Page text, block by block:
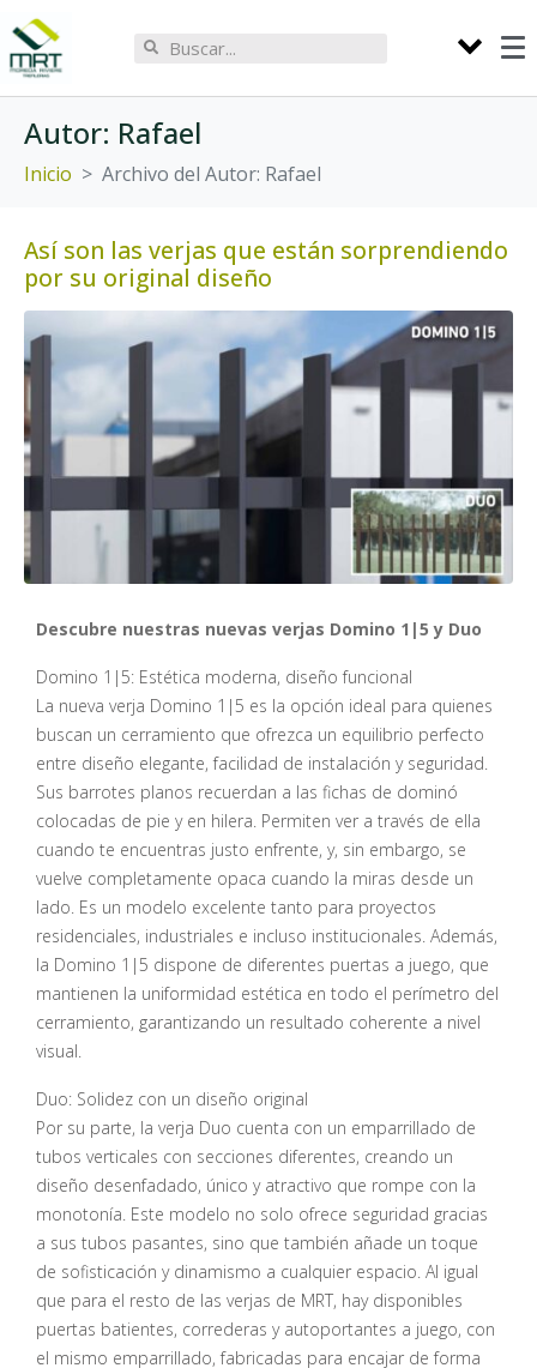
Autor: Rafael
Inicio Archivo del Autor: Rafael
Así son las verjas que están sorprendiendo
por su original diseño
Descubre nuestras nuevas verjas Domino 1|5 y Duo
Domino 1|5: Estética moderna, diseño funcional
La nueva verja Domino 1|5 es la opción ideal para quienes
buscan un cerramiento que ofrezca un equilibrio perfecto
entre diseño elegante, facilidad de instalación y seguridad.
Sus barrotes planos recuerdan a las fichas de dominó
colocadas de pie y en hilera. Permiten ver a través de ella
cuando te encuentras justo enfrente, y, sin embargo, se
vuelve completamente opaca cuando la miras desde un
lado. Es un modelo excelente tanto para proyectos
residenciales, industriales e incluso institucionales. Además,
la Domino 1|5 dispone de diferentes puertas a juego, que
mantienen la uniformidad estética en todo el perímetro del
cerramiento, garantizando un resultado coherente a nivel
visual.
Duo: Solidez con un diseño original
Por su parte, la verja Duo cuenta con un emparrillado de
tubos verticales con secciones diferentes, creando un
diseño desenfadado, único y atractivo que rompe con la
monotonía. Este modelo no solo ofrece seguridad gracias
a sus tubos pasantes, sino que también añade un toque
de sofisticación y dinamismo a cualquier espacio. Al igual
que para el resto de las verjas de MRT, hay disponibles
puertas batientes, correderas y autoportantes a juego, con
el mismo emparrillado, fabricadas para encajar de forma